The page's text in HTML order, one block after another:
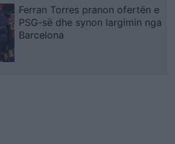
Ferran Torres pranon ofertën e
PSG-së dhe synon largimin nga
Barcelona